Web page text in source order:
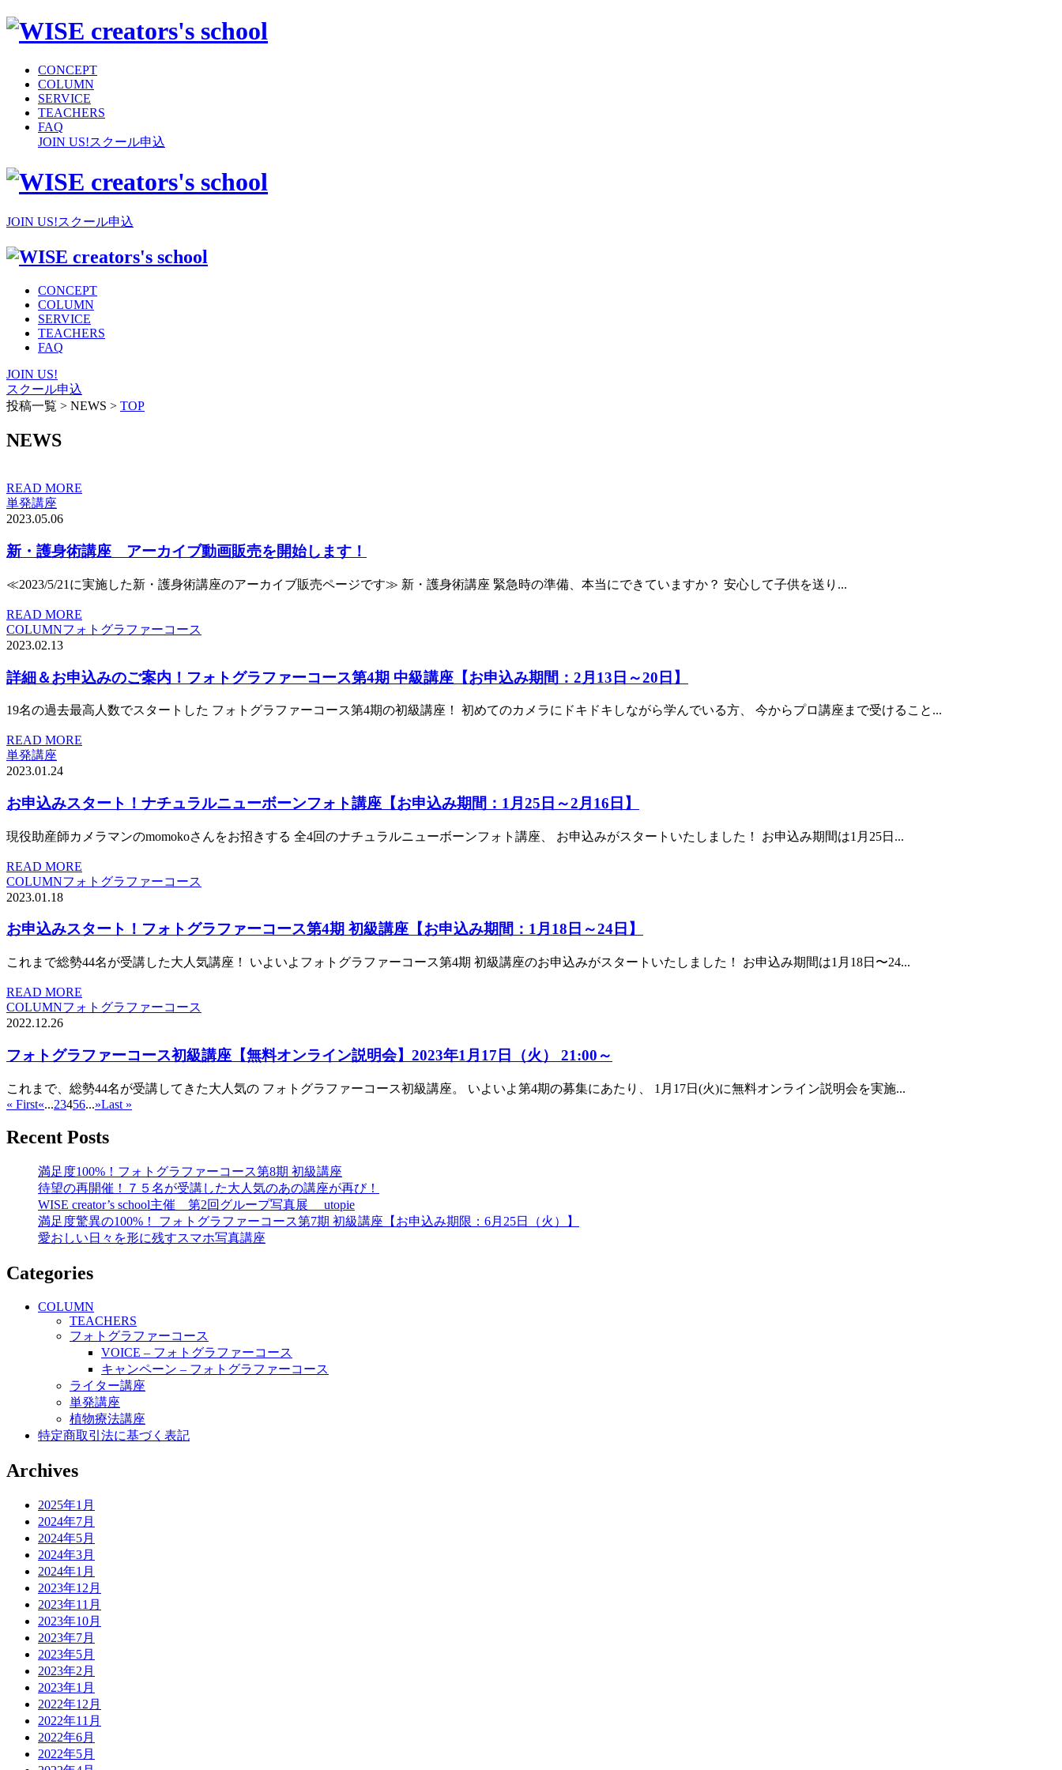
CONCEPT
COLUMN
SERVICE
TEACHERS
FAQ
JOIN US!スクール申込
JOIN US!スクール申込
CONCEPT
COLUMN
SERVICE
TEACHERS
FAQ
JOIN US!
スクール申込
投稿一覧 > NEWS > TOP
NEWS
READ MORE
単発講座
2023.05.06
新・護身術講座 アーカイブ動画販売を開始します！
≪2023/5/21に実施した新・護身術講座のアーカイブ販売ページです≫ 新・護身術講座 緊急時の準備、本当にできていますか？ 安心して子供を送り...
READ MORE
COLUMNフォトグラファーコース
2023.02.13
詳細＆お申込みのご案内！フォトグラファーコース第4期 中級講座【お申込み期間：2月13日～20日】
19名の過去最高人数でスタートした フォトグラファーコース第4期の初級講座！ 初めてのカメラにドキドキしながら学んでいる方、 今からプロ講座まで受けること...
READ MORE
単発講座
2023.01.24
お申込みスタート！ナチュラルニューボーンフォト講座【お申込み期間：1月25日～2月16日】
現役助産師カメラマンのmomokoさんをお招きする 全4回のナチュラルニューボーンフォト講座、 お申込みがスタートいたしました！ お申込み期間は1月25日...
READ MORE
COLUMNフォトグラファーコース
2023.01.18
お申込みスタート！フォトグラファーコース第4期 初級講座【お申込み期間：1月18日～24日】
これまで総勢44名が受講した大人気講座！ いよいよフォトグラファーコース第4期 初級講座のお申込みがスタートいたしました！ お申込み期間は1月18日〜24...
READ MORE
COLUMNフォトグラファーコース
2022.12.26
フォトグラファーコース初級講座【無料オンライン説明会】2023年1月17日（火） 21:00～
これまで、総勢44名が受講してきた大人気の フォトグラファーコース初級講座。 いよいよ第4期の募集にあたり、 1月17日(火)に無料オンライン説明会を実施...
« First«...23456...»Last »
Recent Posts
満足度100%！フォトグラファーコース第8期 初級講座
待望の再開催！７５名が受講した大人気のあの講座が再び！
WISE creator’s school主催 第2回グループ写真展 utopie
満足度驚異の100%！ フォトグラファーコース第7期 初級講座【お申込み期限：6月25日（火）】
愛おしい日々を形に残すスマホ写真講座
Categories
COLUMN
TEACHERS
フォトグラファーコース
VOICE – フォトグラファーコース
キャンペーン – フォトグラファーコース
ライター講座
単発講座
植物療法講座
特定商取引法に基づく表記
Archives
2025年1月
2024年7月
2024年5月
2024年3月
2024年1月
2023年12月
2023年11月
2023年10月
2023年7月
2023年5月
2023年2月
2023年1月
2022年12月
2022年11月
2022年6月
2022年5月